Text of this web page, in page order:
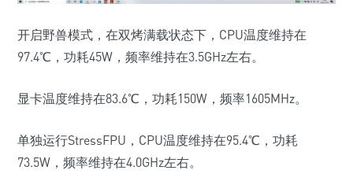
开启野兽模式，在双烤满载状态下，CPU温度维持在
97.4℃，功耗45W，频率维持在3.5GHz左右。
显卡温度维持在83.6℃，功耗150W，频率1605MHz。
单独运行StressFPU，CPU温度维持在95.4℃，功耗
73.5W，频率维持在4.0GHz左右。